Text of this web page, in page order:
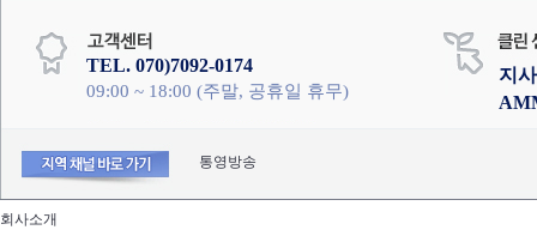
TEL. 070)7092-0174
09:00 ~ 18:00 (주말, 공휴일 휴무)
지
통영방송
회사소개